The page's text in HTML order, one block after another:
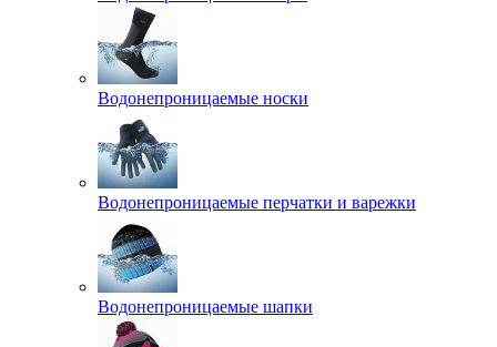
Водонепроницаемые носки
Водонепроницаемые перчатки и варежки
Водонепроницаемые шапки